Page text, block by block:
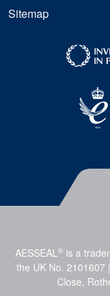
Sitemap
AESSEAL® is a
the UK No. 2101607
Close,